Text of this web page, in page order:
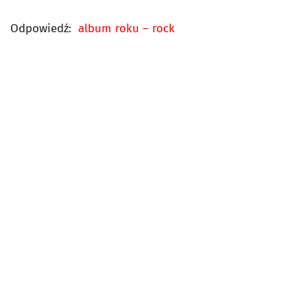
Odpowiedź: album roku – rock